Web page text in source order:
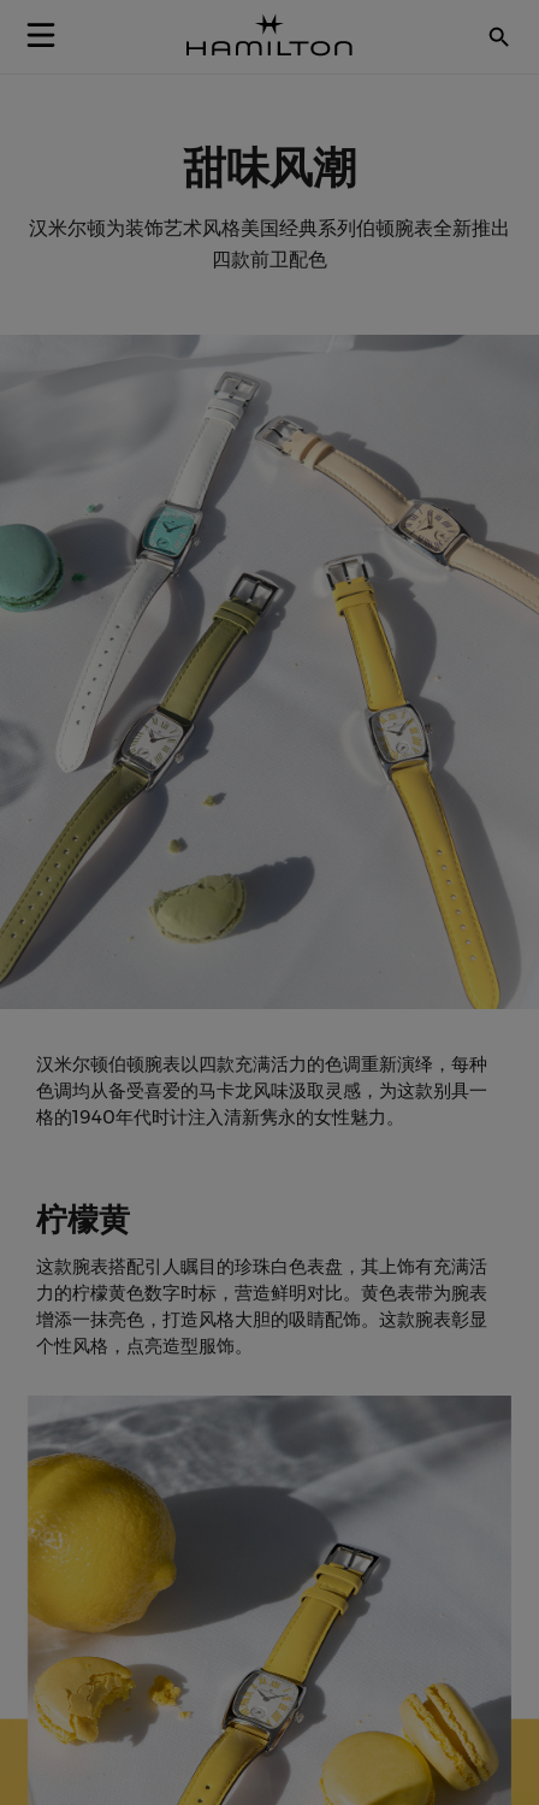
甜味风潮
汉米尔顿为装饰艺术风格美国经典系列 伯顿腕表全新推出
四款前卫配色
汉米尔顿伯顿腕表以四款充满活力的色调重新演绎，每种
色调均从备受喜爱的马卡龙风味汲取灵感，为这款别具一
格的1940年代时计注入清新隽永的女性魅力。
柠檬黄
这款腕表搭配引人瞩目的珍珠白色表盘，其上饰有充满活
力的柠檬黄色数字时标，营造鲜明对比。黄色表带为腕表
增添一抹亮色，打造风格大胆的吸睛配饰。这款腕表彰显
个性风格，点亮造型服饰。